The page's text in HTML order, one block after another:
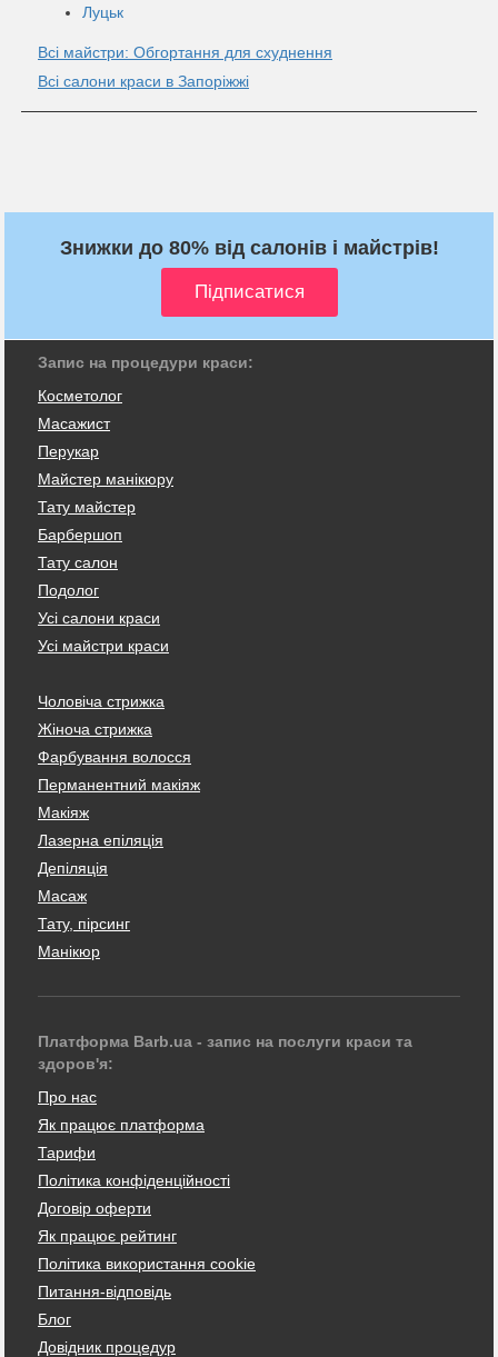
Луцьк
Всі майстри: Обгортання для схуднення
Всі салони краси в Запоріжжі
Знижки до 80% від салонів і майстрів!
Запис на процедури краси:
Косметолог
Масажист
Перукар
Майстер манікюру
Тату майстер
Барбершоп
Тату салон
Подолог
Усі салони краси
Усі майстри краси
Чоловіча стрижка
Жіноча стрижка
Фарбування волосся
Перманентний макіяж
Макіяж
Лазерна епіляція
Депіляція
Масаж
Тату, пірсинг
Манікюр
Платформа Barb.ua - запис на послуги краси та
здоров'я:
Про нас
Як працює платформа
Тарифи
Політика конфіденційності
Договір оферти
Як працює рейтинг
Політика використання cookie
Питання-відповідь
Блог
Довідник процедур